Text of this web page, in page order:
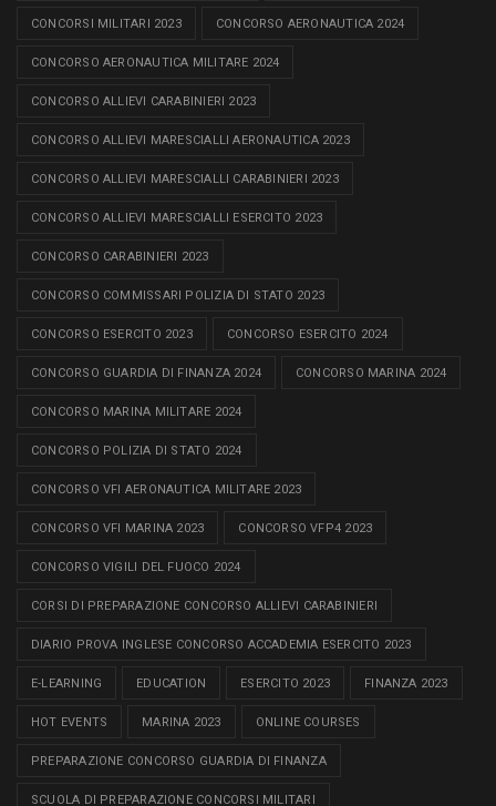
CONCORSI MILITARI 2023 CONCORSO AERONAUTICA 2024
CONCORSO AERONAUTICA MILITARE 2024
CONCORSO ALLIEVI CARABINIERI 2023
CONCORSO ALLIEVI MARESCIALLI AERONAUTICA 2023
CONCORSO ALLIEVI MARESCIALLI CARABINIERI 2023
CONCORSO ALLIEVI MARESCIALLI ESERCITO 2023
CONCORSO CARABINIERI 2023
CONCORSO COMMISSARI POLIZIA DI STATO 2023
CONCORSO ESERCITO 2023 CONCORSO ESERCITO 2024
CONCORSO GUARDIA DI FINANZA 2024 CONCORSO MARINA 2024
CONCORSO MARINA MILITARE 2024
CONCORSO POLIZIA DI STATO 2024
CONCORSO VFI AERONAUTICA MILITARE 2023
CONCORSO VFI MARINA 2023 CONCORSO VFP4 2023
CONCORSO VIGILI DEL FUOCO 2024
CORSI DI PREPARAZIONE CONCORSO ALLIEVI CARABINIERI
DIARIO PROVA INGLESE CONCORSO ACCADEMIA ESERCITO 2023
E-LEARNING EDUCATION ESERCITO 2023 FINANZA 2023
HOT EVENTS MARINA 2023 ONLINE COURSES
PREPARAZIONE CONCORSO GUARDIA DI FINANZA
SCUOLA DI PREPARAZIONE CONCORSI MILITARI